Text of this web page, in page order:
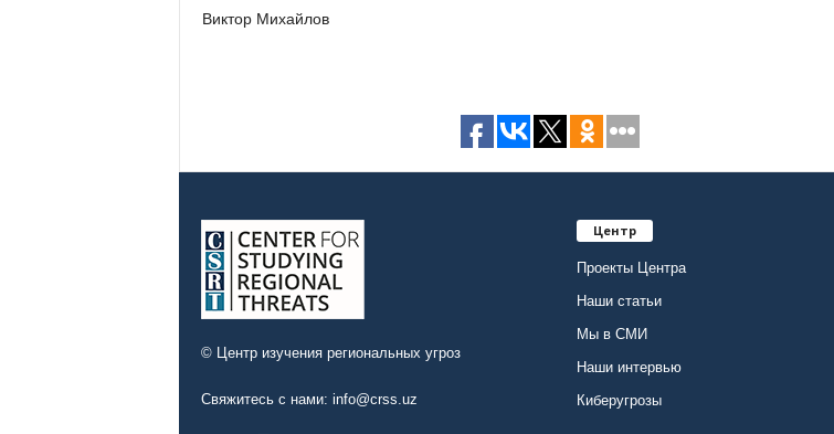
Виктор Михайлов
© Центр изучения региональных угроз
Свяжитесь с нами: info@crss.uz
Центр
Проекты Центра
Наши статьи
Мы в СМИ
Наши интервью
Киберугрозы